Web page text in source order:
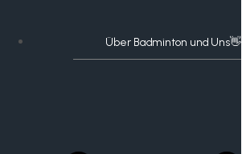
Über Badminton und Uns👋